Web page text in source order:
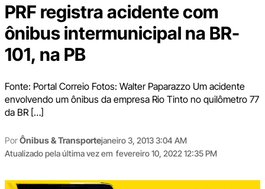
PRF registra acidente com
ônibus intermunicipal na BR-
101, na PB
Fonte: Portal Correio Fotos: Walter Paparazzo Um acidente
envolvendo um ônibus da empresa Rio Tinto no quilômetro 77
da BR […]
PorÔnibus & Transportejaneiro 3, 2013 3:04 AM
Atualizado pela última vez em fevereiro 10, 2022 12:35 PM